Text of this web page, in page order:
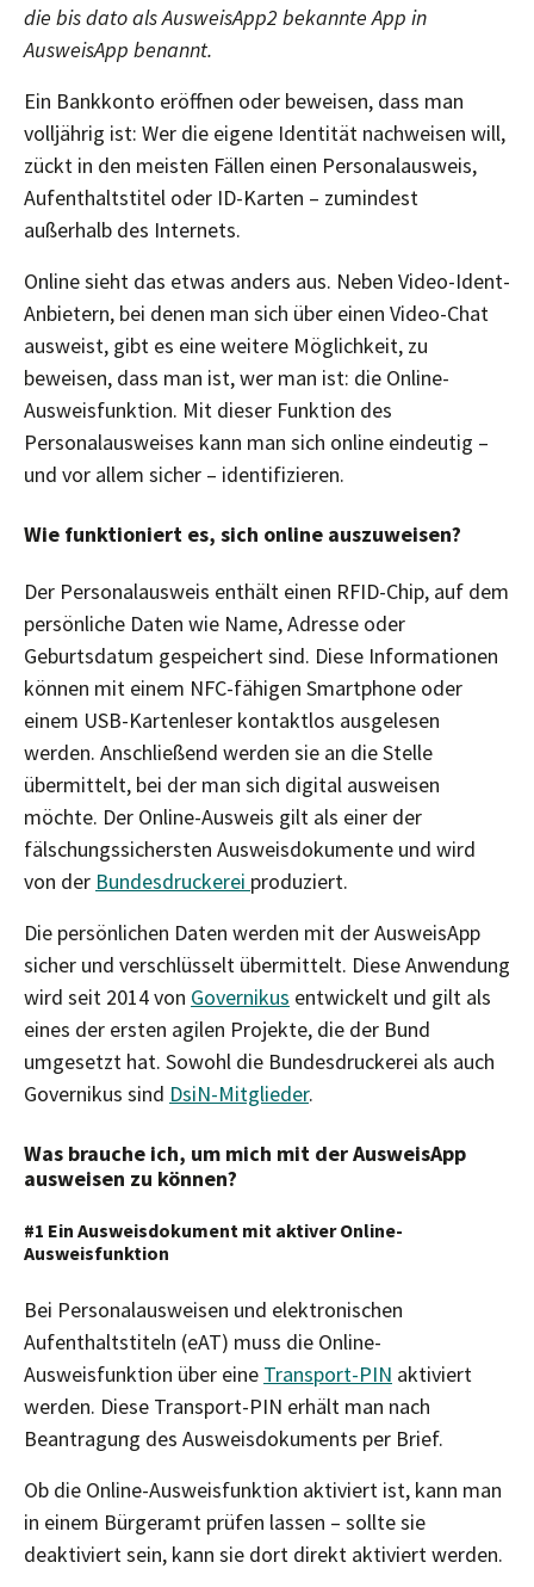
die bis dato als AusweisApp2 bekannte App in
AusweisApp benannt.
Ein Bankkonto eröffnen oder beweisen, dass man
volljährig ist: Wer die eigene Identität nachweisen will,
zückt in den meisten Fällen einen Personalausweis,
Aufenthaltstitel oder ID-Karten – zumindest
außerhalb des Internets.
Online sieht das etwas anders aus. Neben Video-Ident-
Anbietern, bei denen man sich über einen Video-Chat
ausweist, gibt es eine weitere Möglichkeit, zu
beweisen, dass man ist, wer man ist: die Online-
Ausweisfunktion. Mit dieser Funktion des
Personalausweises kann man sich online eindeutig –
und vor allem sicher – identifizieren.
Wie funktioniert es, sich online auszuweisen?
Der Personalausweis enthält einen RFID-Chip, auf dem
persönliche Daten wie Name, Adresse oder
Geburtsdatum gespeichert sind. Diese Informationen
können mit einem NFC-fähigen Smartphone oder
einem USB-Kartenleser kontaktlos ausgelesen
werden. Anschließend werden sie an die Stelle
übermittelt, bei der man sich digital ausweisen
möchte. Der Online-Ausweis gilt als einer der
fälschungssichersten Ausweisdokumente und wird
von der Bundesdruckerei produziert.
Die persönlichen Daten werden mit der AusweisApp
sicher und verschlüsselt übermittelt. Diese Anwendung
wird seit 2014 von Governikus entwickelt und gilt als
eines der ersten agilen Projekte, die der Bund
umgesetzt hat. Sowohl die Bundesdruckerei als auch
Governikus sind DsiN-Mitglieder.
Was brauche ich, um mich mit der AusweisApp
ausweisen zu können?
#1 Ein Ausweisdokument mit aktiver Online-
Ausweisfunktion
Bei Personalausweisen und elektronischen
Aufenthaltstiteln (eAT) muss die Online-
Ausweisfunktion über eine Transport-PIN aktiviert
werden. Diese Transport-PIN erhält man nach
Beantragung des Ausweisdokuments per Brief.
Ob die Online-Ausweisfunktion aktiviert ist, kann man
in einem Bürgeramt prüfen lassen – sollte sie
deaktiviert sein, kann sie dort direkt aktiviert werden.